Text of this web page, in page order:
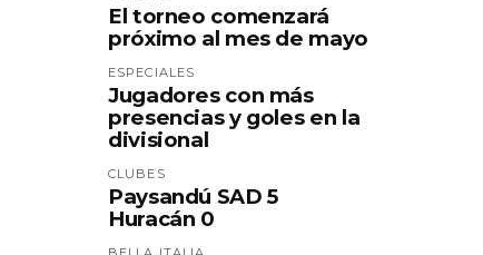
El torneo comenzará
próximo al mes de mayo
ESPECIALES
Jugadores con más
presencias y goles en la
divisional
CLUBES
Paysandú SAD 5
Huracán 0